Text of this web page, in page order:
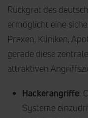
Rückgrat des
ermöglicht eine
Praxen, Kliniken,
gerade diese
attraktiven
Hackerangriffe:
Systeme